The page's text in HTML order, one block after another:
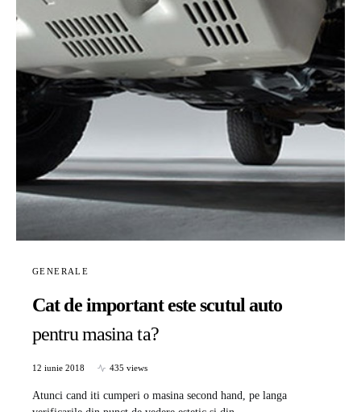
GENERALE
Cat de important este scutul auto
pentru masina ta?
12 iunie 2018 435 views
Atunci cand iti cumperi o masina second hand, pe langa